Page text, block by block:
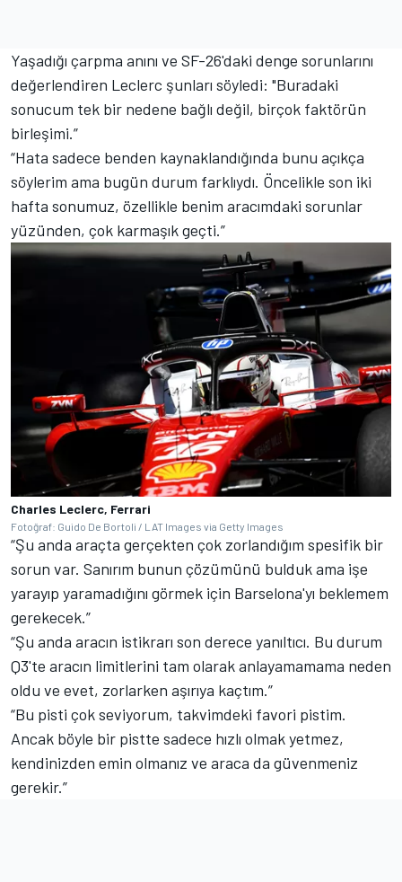
Yaşadığı çarpma anını ve SF-26'daki denge sorunlarını
değerlendiren Leclerc şunları söyledi: "Buradaki
sonucum tek bir nedene bağlı değil, birçok faktörün
birleşimi.”
“Hata sadece benden kaynaklandığında bunu açıkça
söylerim ama bugün durum farklıydı. Öncelikle son iki
hafta sonumuz, özellikle benim aracımdaki sorunlar
yüzünden, çok karmaşık geçti.”
Charles Leclerc, Ferrari
Fotoğraf: Guido De Bortoli / LAT Images via Getty Images
“Şu anda araçta gerçekten çok zorlandığım spesifik bir
sorun var. Sanırım bunun çözümünü bulduk ama işe
yarayıp yaramadığını görmek için Barselona'yı beklemem
gerekecek.”
“Şu anda aracın istikrarı son derece yanıltıcı. Bu durum
Q3'te aracın limitlerini tam olarak anlayamamama neden
oldu ve evet, zorlarken aşırıya kaçtım.”
“Bu pisti çok seviyorum, takvimdeki favori pistim.
Ancak böyle bir pistte sadece hızlı olmak yetmez,
kendinizden emin olmanız ve araca da güvenmeniz
gerekir.”